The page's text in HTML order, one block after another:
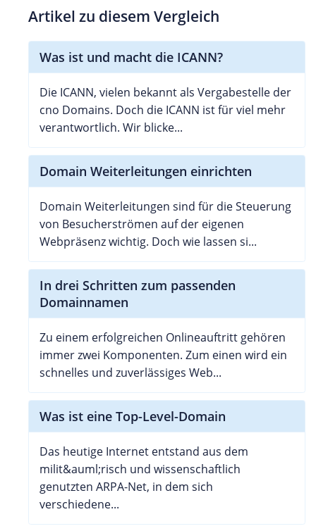
Artikel zu diesem Vergleich
Was ist und macht die ICANN?
Die ICANN, vielen bekannt als Vergabestelle der
cno Domains. Doch die ICANN ist für viel mehr
verantwortlich. Wir blicke...
Domain Weiterleitungen einrichten
Domain Weiterleitungen sind für die Steuerung
von Besucherströmen auf der eigenen
Webpräsenz wichtig. Doch wie lassen si...
In drei Schritten zum passenden
Domainnamen
Zu einem erfolgreichen Onlineauftritt gehören
immer zwei Komponenten. Zum einen wird ein
schnelles und zuverlässiges Web...
Was ist eine Top-Level-Domain
Das heutige Internet entstand aus dem
milit&auml;risch und wissenschaftlich
genutzten ARPA-Net, in dem sich
verschiedene...